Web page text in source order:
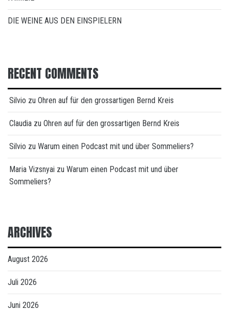
DIE WEINE AUS DEN EINSPIELERN
RECENT COMMENTS
Silvio zu Ohren auf für den grossartigen Bernd Kreis
Claudia zu Ohren auf für den grossartigen Bernd Kreis
Silvio zu Warum einen Podcast mit und über Sommeliers?
Maria Vizsnyai zu Warum einen Podcast mit und über
Sommeliers?
ARCHIVES
August 2026
Juli 2026
Juni 2026